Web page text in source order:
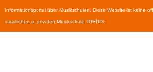
Informationsportal über Musikschulen. Diese Website ist keine
staatlichen o. privaten Musikschule. mehr»